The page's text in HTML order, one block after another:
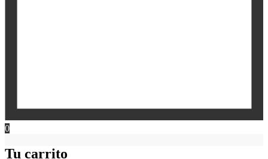
0
Tu carrito